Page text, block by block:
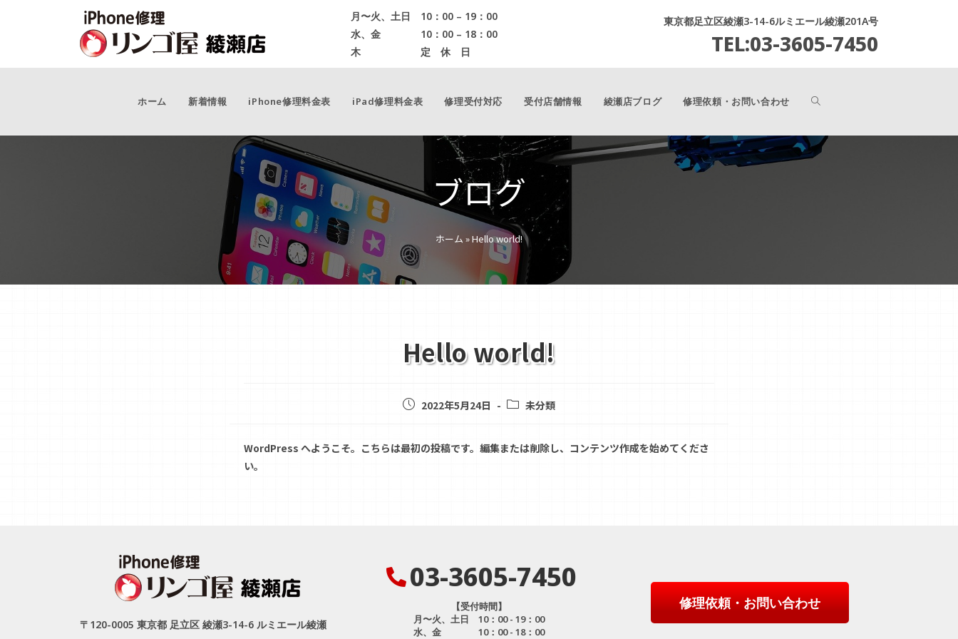
月〜火、土日 10：00 – 19：00
水、金 10：00 – 18：00
木 定 休 日
東京都足立区綾瀬3-14-6ルミエール綾瀬201A号
TEL:03-3605-7450
ホーム 新着情報 iPhone修理料金表 iPad修理料金表 修理受付対応 受付店舗情報 綾瀬店ブログ 修理依頼・お問い合わせ
ブログ
ホーム »Hello world!
Hello world!
2022年5月24日 未分類
WordPress へようこそ。こちらは最初の投稿です。編集または削除し、コンテンツ作成を始めてくださ
い。
〒120-0005 東京都 足立区 綾瀬3-14-6 ルミエール綾瀬
03-3605-7450
【受付時間】
月〜火、土日 10：00 - 19：00
水、金 10：00 - 18：00
修理依頼・お問い合わせ